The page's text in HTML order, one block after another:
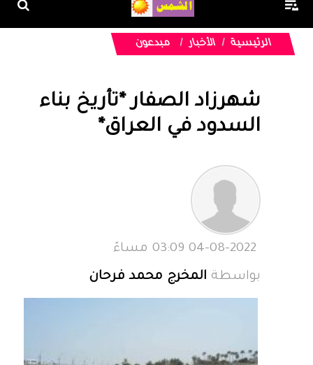
الرئيسية الأخبار مبدعون
شهرزاد الصفار *تأريخ بناء
السدود في العراق*
بواسطة المخرج محمد فرحان